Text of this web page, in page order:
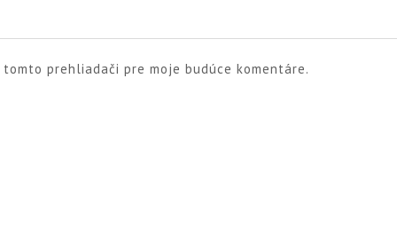
prehliadači pre moje budúce komentáre.